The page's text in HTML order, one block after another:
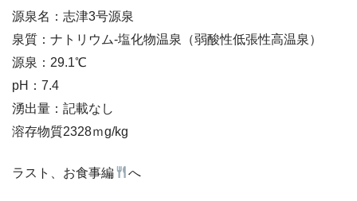
源泉名：志津3号源泉
泉質：ナトリウム-塩化物温泉（弱酸性低張性高温泉）
源泉：29.1℃
pH：7.4
湧出量：記載なし
溶存物質2328ｍg/kg
ラスト、お食事編 へ